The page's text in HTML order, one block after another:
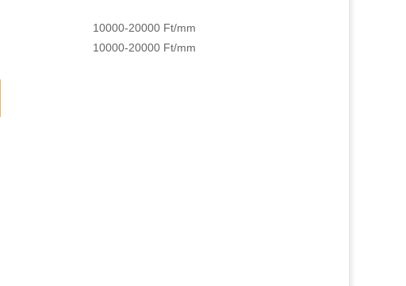
10000-20000 Ft/mm
10000-20000 Ft/mm